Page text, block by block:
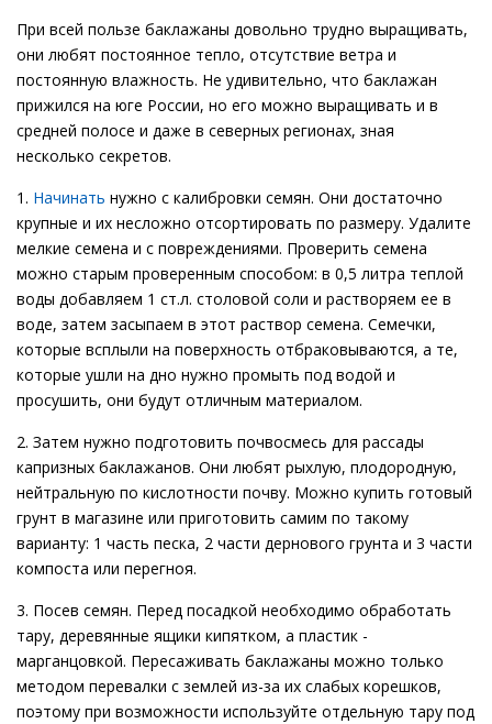
При всей пользе баклажаны довольно трудно выращивать,
они любят постоянное тепло, отсутствие ветра и
постоянную влажность. Не удивительно, что баклажан
прижился на юге России, но его можно выращивать и в
средней полосе и даже в северных регионах, зная
несколько секретов.
1. Начинать нужно с калибровки семян. Они достаточно
крупные и их несложно отсортировать по размеру. Удалите
мелкие семена и с повреждениями. Проверить семена
можно старым проверенным способом: в 0,5 литра теплой
воды добавляем 1 ст.л. столовой соли и растворяем ее в
воде, затем засыпаем в этот раствор семена. Семечки,
которые всплыли на поверхность отбраковываются, а те,
которые ушли на дно нужно промыть под водой и
просушить, они будут отличным материалом.
2. Затем нужно подготовить почвосмесь для рассады
капризных баклажанов. Они любят рыхлую, плодородную,
нейтральную по кислотности почву. Можно купить готовый
грунт в магазине или приготовить самим по такому
варианту: 1 часть песка, 2 части дернового грунта и 3 части
компоста или перегноя.
3. Посев семян. Перед посадкой необходимо обработать
тару, деревянные ящики кипятком, а пластик -
марганцовкой. Пересаживать баклажаны можно только
методом перевалки с землей из-за их слабых корешков,
поэтому при возможности используйте отдельную тару под